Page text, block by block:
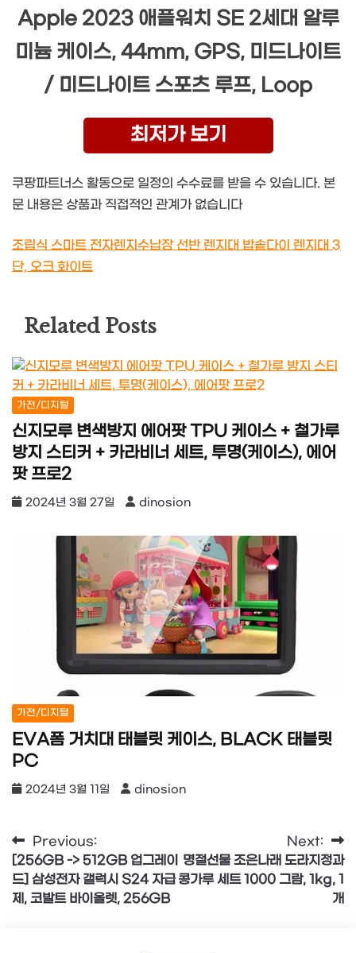
Apple 2023 애플워치 SE 2세대 알루
미늄 케이스, 44mm, GPS, 미드나이트
/ 미드나이트 스포츠 루프, Loop
최저가 보기
쿠팡파트너스 활동으로 일정의 수수료를 받을 수 있습니다. 본
문 내용은 상품과 직접적인 관계가 없습니다
조립식 스마트 전자렌지수납장 선반 렌지대 밥솥다이 렌지대 3
단, 오크 화이트
Related Posts
가전/디지털
신지모루 변색방지 에어팟 TPU 케이스 + 철가루
방지 스티커 + 카라비너 세트, 투명(케이스), 에어
팟 프로2
2024년 3월 27일 dinosion
가전/디지털
EVA폼 거치대 태블릿 케이스, BLACK 태블릿
PC
2024년 3월 11일 dinosion
글
탐
색
Previous:
[256GB -> 512GB 업그레이
드] 삼성전자 갤럭시 S24 자급
제, 코발트 바이올렛, 256GB
Next:
명절선물 조은나래 도라지정과
콩가루 세트 1000 그람, 1kg, 1
개